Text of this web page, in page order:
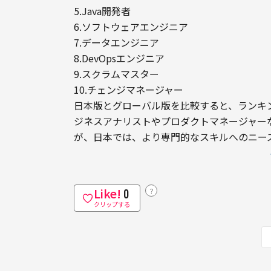
5.Java開発者
6.ソフトウェアエンジニア
7.データエンジニア
8.DevOpsエンジニア
9.スクラムマスター
10.チェンジマネージャー
日本版とグローバル版を比較すると、ラン
ジネスアナリストやプロダクトマネージャ
が、日本では、より専門的なスキルへのニ
Like! 0
クリップする
？